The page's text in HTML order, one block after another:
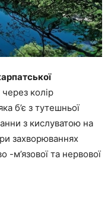
колір
б’є з тутешньої
з кислуватою на
захворюваннях
-м’язової та нервової